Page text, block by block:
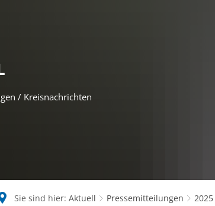
/ Kreisnachrichten
Sie sind hier: Aktuell Pressemitteilungen 2025